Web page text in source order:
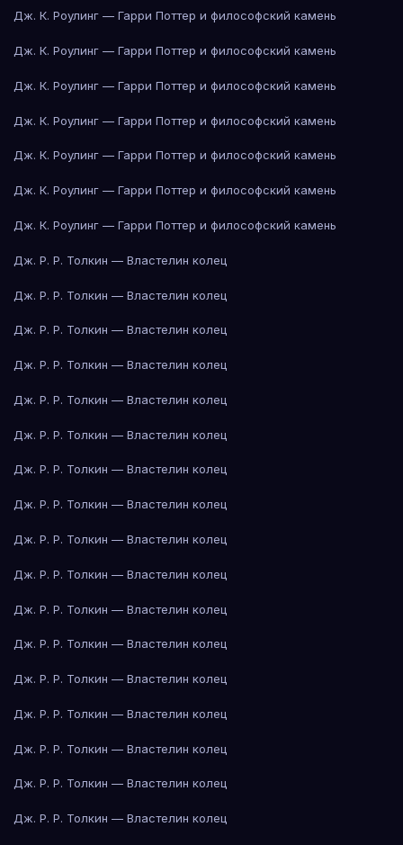
Дж. К. Роулинг — Гарри Поттер и философский камень
Дж. К. Роулинг — Гарри Поттер и философский камень
Дж. К. Роулинг — Гарри Поттер и философский камень
Дж. К. Роулинг — Гарри Поттер и философский камень
Дж. К. Роулинг — Гарри Поттер и философский камень
Дж. К. Роулинг — Гарри Поттер и философский камень
Дж. К. Роулинг — Гарри Поттер и философский камень
Дж. Р. Р. Толкин — Властелин колец
Дж. Р. Р. Толкин — Властелин колец
Дж. Р. Р. Толкин — Властелин колец
Дж. Р. Р. Толкин — Властелин колец
Дж. Р. Р. Толкин — Властелин колец
Дж. Р. Р. Толкин — Властелин колец
Дж. Р. Р. Толкин — Властелин колец
Дж. Р. Р. Толкин — Властелин колец
Дж. Р. Р. Толкин — Властелин колец
Дж. Р. Р. Толкин — Властелин колец
Дж. Р. Р. Толкин — Властелин колец
Дж. Р. Р. Толкин — Властелин колец
Дж. Р. Р. Толкин — Властелин колец
Дж. Р. Р. Толкин — Властелин колец
Дж. Р. Р. Толкин — Властелин колец
Дж. Р. Р. Толкин — Властелин колец
Дж. Р. Р. Толкин — Властелин колец